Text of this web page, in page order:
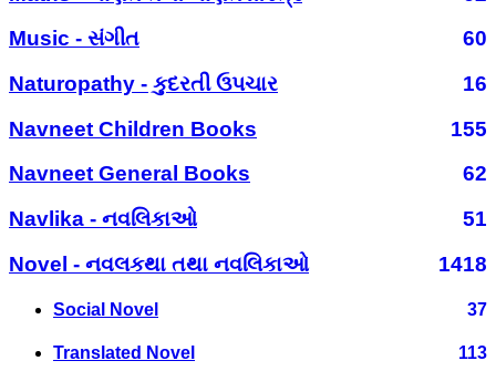
Music - સંગીત
60
Naturopathy - કુદરતી ઉપચાર
16
Navneet Children Books
155
Navneet General Books
62
Navlika - નવલિકાઓ
51
Novel - નવલકથા તથા નવલિકાઓ
1418
Social Novel 37
Translated Novel 113